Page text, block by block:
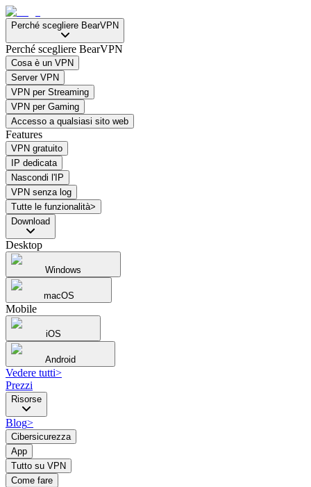
Perché scegliere BearVPN
Perché scegliere BearVPN
Cosa è un VPN
Server VPN
VPN per Streaming
VPN per Gaming
Accesso a qualsiasi sito web
Features
VPN gratuito
IP dedicata
Nascondi l'IP
VPN senza log
Tutte le funzionalità>
Download
Desktop
Windows
macOS
Mobile
iOS
Android
Vedere tutti>
Prezzi
Risorse
Blog>
Cibersicurezza
App
Tutto su VPN
Come fare